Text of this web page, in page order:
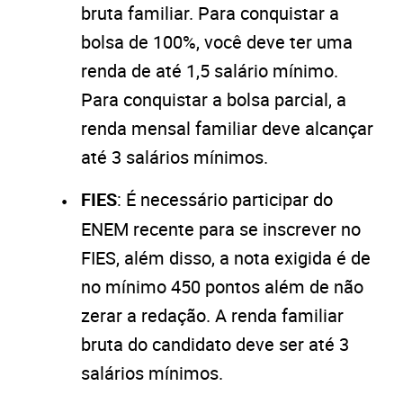
bruta familiar. Para conquistar a
bolsa de 100%, você deve ter uma
renda de até 1,5 salário mínimo.
Para conquistar a bolsa parcial, a
renda mensal familiar deve alcançar
até 3 salários mínimos.
FIES: É necessário participar do
ENEM recente para se inscrever no
FIES, além disso, a nota exigida é de
no mínimo 450 pontos além de não
zerar a redação. A renda familiar
bruta do candidato deve ser até 3
salários mínimos.